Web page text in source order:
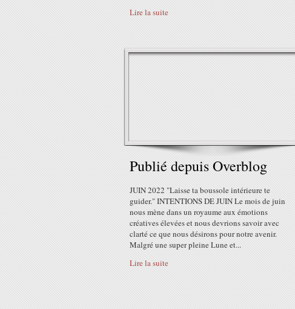
Lire la suite
Publié depuis Overblog
JUIN 2022 "Laisse ta boussole intérieure te
guider." INTENTIONS DE JUIN Le mois de juin
nous mène dans un royaume aux émotions
créatives élevées et nous devrions savoir avec
clarté ce que nous désirons pour notre avenir.
Malgré une super pleine Lune et...
Lire la suite